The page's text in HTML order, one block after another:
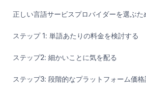
正しい言語サービスプロバイダーを選ぶ
ステップ 1: 単語あたりの料金を検討する
ステップ2: 細かいことに気を配る
ステップ3: 段階的なプラットフォーム価格